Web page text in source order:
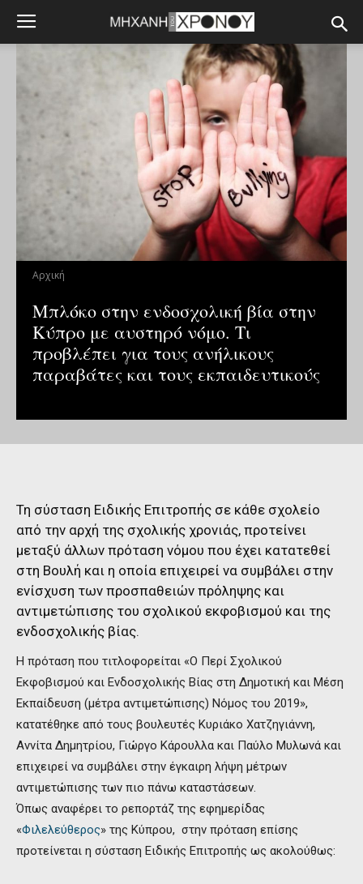
Αρχική
Μπλόκο στην ενδοσχολική βία στην
Κύπρο με αυστηρό νόμο. Τι
προβλέπει για τους ανήλικους
παραβάτες και τους εκπαιδευτικούς
Τη σύσταση Ειδικής Επιτροπής σε κάθε σχολείο
από την αρχή της σχολικής χρονιάς, προτείνει
μεταξύ άλλων πρόταση νόμου που έχει κατατεθεί
στη Βουλή και η οποία επιχειρεί να συμβάλει στην
ενίσχυση των προσπαθειών πρόληψης και
αντιμετώπισης του σχολικού εκφοβισμού και της
ενδοσχολικής βίας.
Η πρόταση που τιτλοφορείται «Ο Περί Σχολικού
Εκφοβισμού και Ενδοσχολικής Βίας στη Δημοτική και Μέση
Εκπαίδευση (μέτρα αντιμετώπισης) Νόμος του 2019»,
κατατέθηκε από τους βουλευτές Κυριάκο Χατζηγιάννη,
Αννίτα Δημητρίου, Γιώργο Κάρουλλα και Παύλο Μυλωνά και
επιχειρεί να συμβάλει στην έγκαιρη λήψη μέτρων
αντιμετώπισης των πιο πάνω καταστάσεων.
Όπως αναφέρει το ρεπορτάζ της εφημερίδας
«Φιλελεύθερος» της Κύπρου, στην πρόταση επίσης
προτείνεται η σύσταση Ειδικής Επιτροπής ως ακολούθως: